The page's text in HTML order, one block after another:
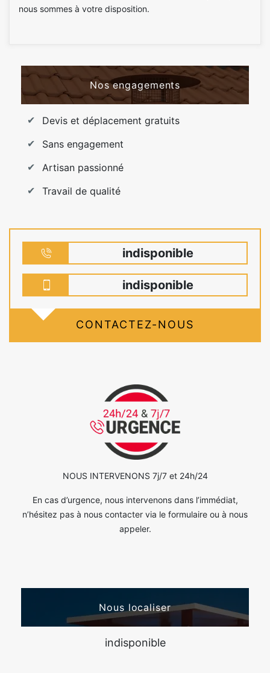
nous sommes à votre disposition.
Nos engagements
Devis et déplacement gratuits
Sans engagement
Artisan passionné
Travail de qualité
indisponible
indisponible
CONTACTEZ-NOUS
NOUS INTERVENONS 7j/7 et 24h/24
En cas d’urgence, nous intervenons dans l’immédiat,
n’hésitez pas à nous contacter via le formulaire ou à nous
appeler.
Nous localiser
indisponible